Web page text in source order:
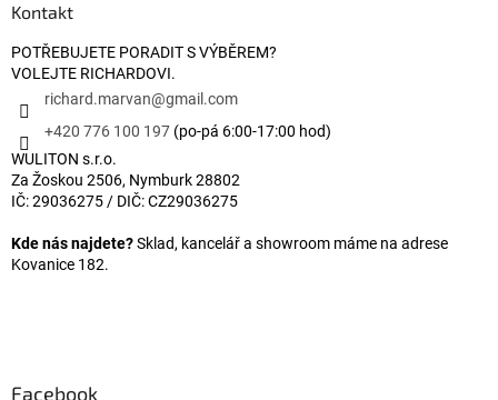
Kontakt
POTŘEBUJETE PORADIT S VÝBĚREM?
VOLEJTE RICHARDOVI.
richard.marvan@gmail.com
+420 776 100 197 (po-pá 6:00-17:00 hod)
WULITON s.r.o.
Za Žoskou 2506, Nymburk 28802
IČ: 29036275 / DIČ: CZ29036275
Kde nás najdete?Sklad, kancelář a showroom máme na adrese
Kovanice 182.
Facebook